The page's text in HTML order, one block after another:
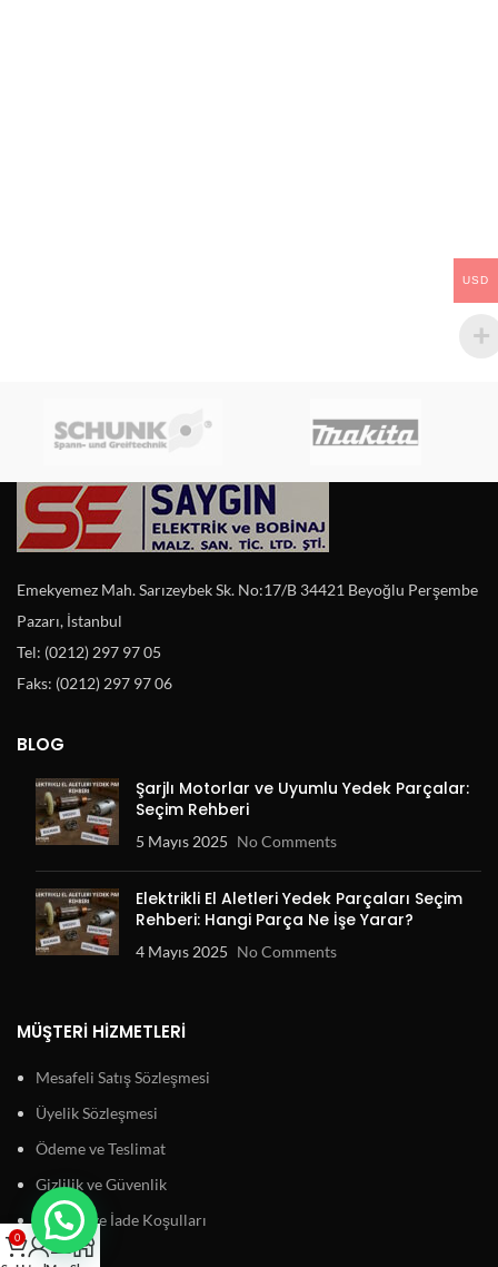
Emekyemez Mah. Sarızeybek Sk. No:17/B 34421 Beyoğlu Perşembe
Pazarı, İstanbul
Tel: (0212) 297 97 05
Faks: (0212) 297 97 06
BLOG
Şarjlı Motorlar ve Uyumlu Yedek Parçalar:
Seçim Rehberi
5 Mayıs 2025 No Comments
Elektrikli El Aletleri Yedek Parçaları Seçim
Rehberi: Hangi Parça Ne İşe Yarar?
4 Mayıs 2025 No Comments
MÜŞTERI HIZMETLERI
Mesafeli Satış Sözleşmesi
Üyelik Sözleşmesi
Ödeme ve Teslimat
Gizlilik ve Güvenlik
Garanti ve İade Koşulları
USD
0